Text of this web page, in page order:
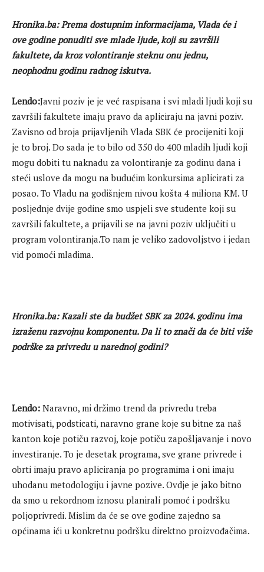
Hronika.ba: Prema dostupnim informacijama, Vlada će i
ove godine ponuditi sve mlade ljude, koji su završili
fakultete, da kroz volontiranje steknu onu jednu,
neophodnu godinu radnog iskutva.
Lendo:Javni poziv je je već raspisana i svi mladi ljudi koji su
završili fakultete imaju pravo da apliciraju na javni poziv.
Zavisno od broja prijavljenih Vlada SBK će procijeniti koji
je to broj. Do sada je to bilo od 350 do 400 mladih ljudi koji
mogu dobiti tu naknadu za volontiranje za godinu dana i
steći uslove da mogu na budućim konkursima aplicirati za
posao. To Vladu na godišnjem nivou košta 4 miliona KM. U
posljednje dvije godine smo uspjeli sve studente koji su
završili fakultete, a prijavili se na javni poziv uključiti u
program volontiranja.To nam je veliko zadovoljstvo i jedan
vid pomoći mladima.
Hronika.ba: Kazali ste da budžet SBK za 2024. godinu ima
izraženu razvojnu komponentu. Da li to znači da će biti više
podrške za privredu u narednoj godini?
Lendo: Naravno, mi držimo trend da privredu treba
motivisati, podsticati, naravno grane koje su bitne za naš
kanton koje potiču razvoj, koje potiču zapošljavanje i novo
investiranje. To je desetak programa, sve grane privrede i
obrti imaju pravo apliciranja po programima i oni imaju
uhodanu metodologiju i javne pozive. Ovdje je jako bitno
da smo u rekordnom iznosu planirali pomoć i podršku
poljoprivredi. Mislim da će se ove godine zajedno sa
općinama ići u konkretnu podršku direktno proizvođačima.